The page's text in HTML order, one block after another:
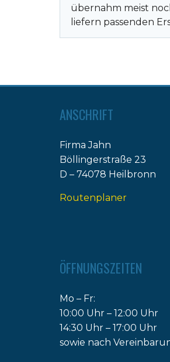
übernahm meist
liefern passenden
ANSCHRIFT
Firma Jahn
Böllingerstraße 23
D – 74078 Heilbronn
Routenplaner
ÖFFNUNGSZEITEN
Mo – Fr:
10:00 Uhr – 12:00 Uhr
14:30 Uhr – 17:00 Uhr
sowie nach